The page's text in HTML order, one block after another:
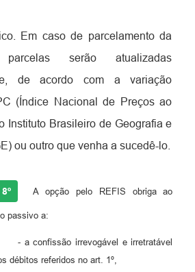
Em caso de parcelamento da
serão atualizadas
de acordo com a variação
(Índice Nacional de Preços ao
Instituto Brasileiro de Geografia e
ou outro que venha a sucedê-lo.
A opção pelo REFIS obriga ao
passivo a:
- a confissão irrevogável e irretratável
débitos referidos no art. 1º,